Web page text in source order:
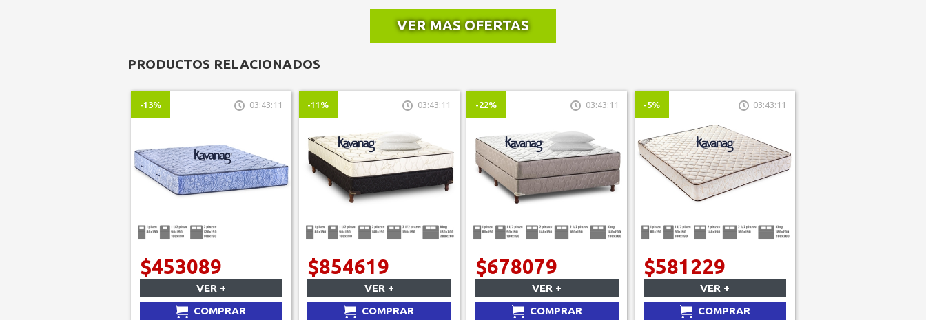
VER MAS OFERTAS
PRODUCTOS RELACIONADOS
-13% 03:43:11
$453089
VER +
COMPRAR
-11% 03:43:11
$854619
VER +
COMPRAR
-22% 03:43:11
$678079
VER +
COMPRAR
-5% 03:43:11
$581229
VER +
COMPRAR